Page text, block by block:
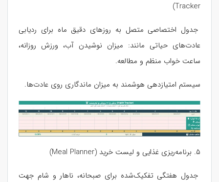
Tracker)
جدول اختصاصی متصل به روزهای دقیق ماه برای ردیابی
عادت‌های حیاتی مانند: میزان نوشیدن آب، ورزش روزانه،
ساعت خواب منظم و مطالعه.
سیستم امتیازدهی هوشمند به میزان ماندگاری روی عادت‌ها.
۵. برنامه‌ریزی غذایی و لیست خرید (Meal Planner)
جدول هفتگی تفکیک‌شده برای صبحانه، ناهار و شام جهت